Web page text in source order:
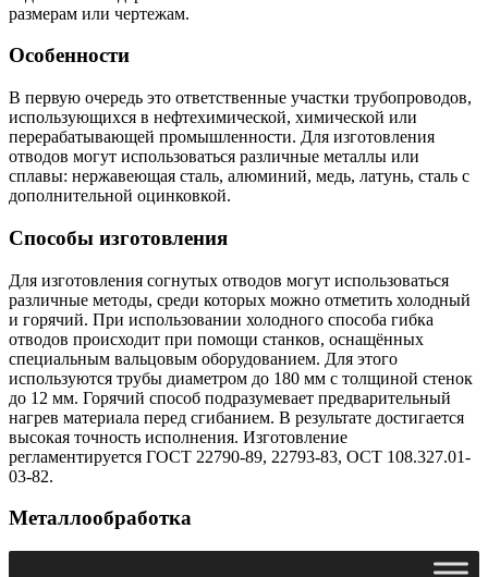
размерам или чертежам.
Особенности
В первую очередь это ответственные участки трубопроводов,
использующихся в нефтехимической, химической или
перерабатывающей промышленности. Для изготовления
отводов могут использоваться различные металлы или
сплавы: нержавеющая сталь, алюминий, медь, латунь, сталь с
дополнительной оцинковкой.
Способы изготовления
Для изготовления согнутых отводов могут использоваться
различные методы, среди которых можно отметить холодный
и горячий. При использовании холодного способа гибка
отводов происходит при помощи станков, оснащённых
специальным вальцовым оборудованием. Для этого
используются трубы диаметром до 180 мм с толщиной стенок
до 12 мм. Горячий способ подразумевает предварительный
нагрев материала перед сгибанием. В результате достигается
высокая точность исполнения. Изготовление
регламентируется ГОСТ 22790-89, 22793-83, ОСТ 108.327.01-
03-82.
Металлообработка